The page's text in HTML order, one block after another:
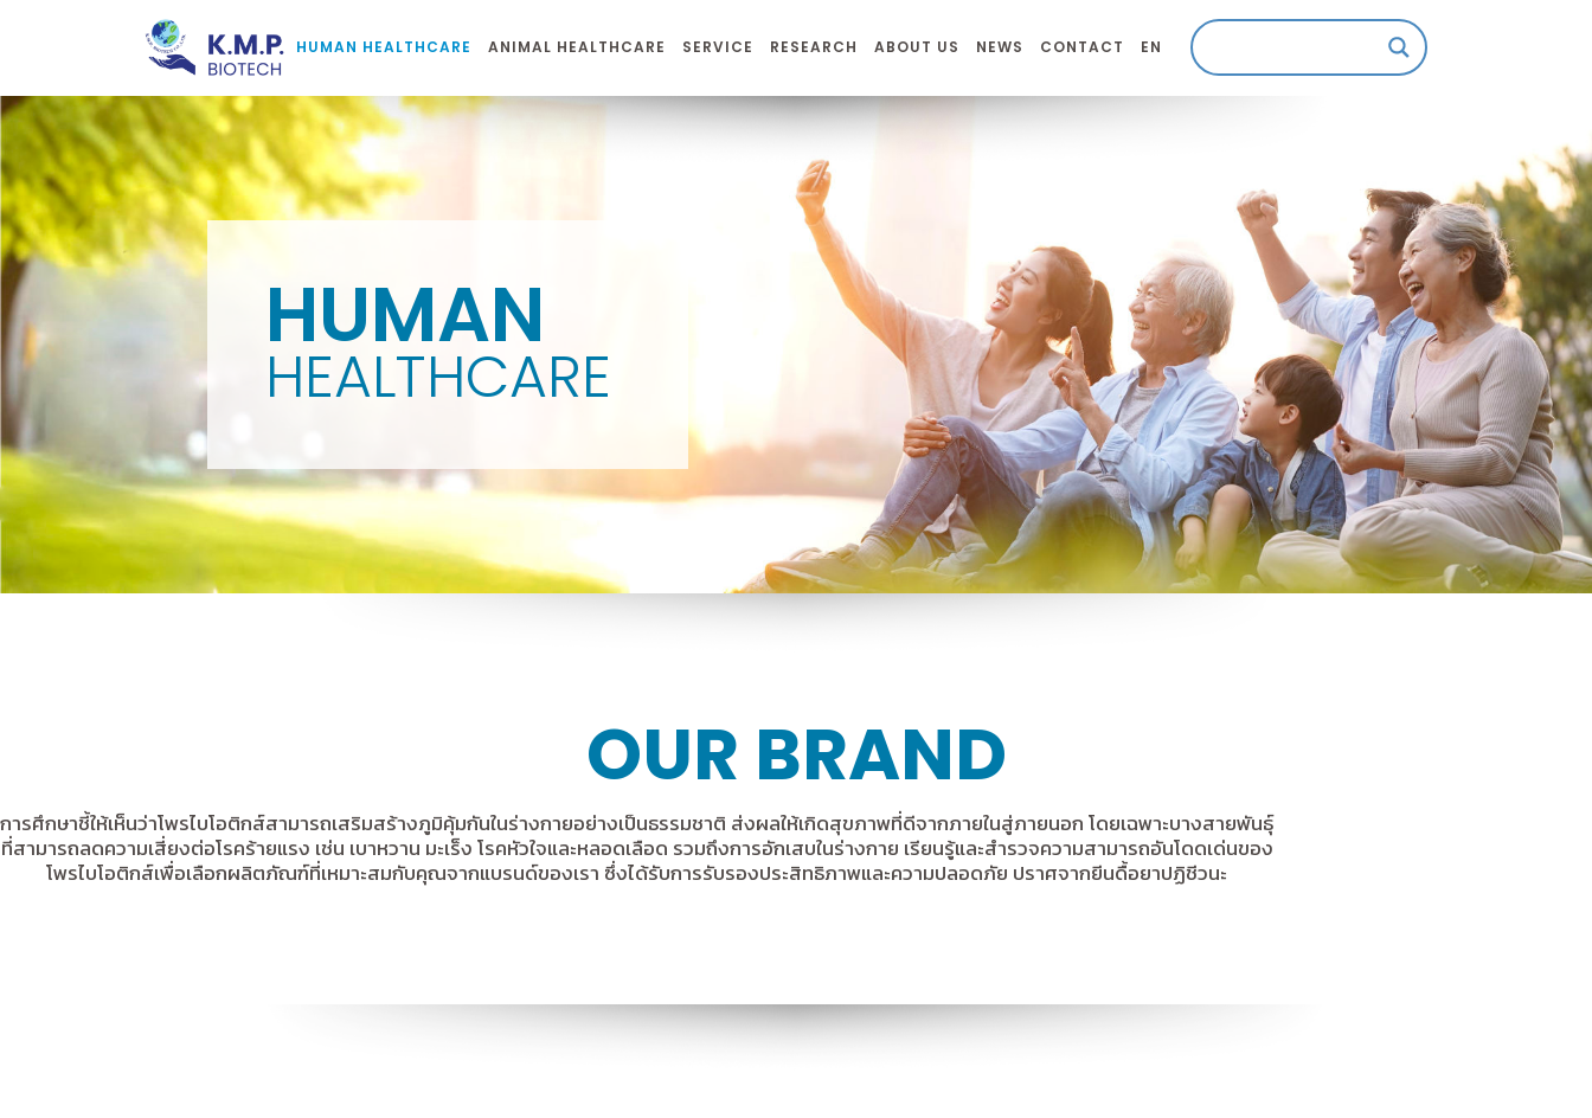
HUMAN HEALTHCARE ANIMAL HEALTHCARE SERVICE RESEARCH ABOUT US NEWS CONTACT EN
HUMAN
HEALTHCARE
OUR BRAND
การศึกษาชี้ให้เห็นว่าโพรไบโอติกส์สามารถเสริมสร้างภูมิคุ้มกันในร่างกายอย่างเป็นธรรมชาติ ส่งผลให้เกิดสุขภาพที่ดีจากภายในสู่ภายนอก โดยเฉพาะบางสายพันธุ์
ที่สามารถลดความเสี่ยงต่อโรคร้ายแรง เช่น เบาหวาน มะเร็ง โรคหัวใจและหลอดเลือด รวมถึงการอักเสบในร่างกาย เรียนรู้และสำรวจความสามารถอันโดดเด่นของ
โพรไบโอติกส์เพื่อเลือกผลิตภัณฑ์ที่เหมาะสมกับคุณจากแบรนด์ของเรา ซึ่งได้รับการรับรองประสิทธิภาพและความปลอดภัย ปราศจากยีนดื้อยาปฏิชีวนะ